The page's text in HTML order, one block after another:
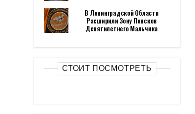
В Ленинградской Области
Расширили Зону Поисков
Девятилетнего Мальчика
СТОИТ ПОСМОТРЕТЬ